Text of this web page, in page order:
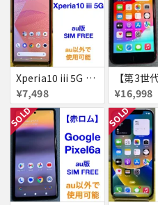
Xperia10 iii 5G 128GB 赤ロム
¥7,498
¥16,998
SOLD SOLD